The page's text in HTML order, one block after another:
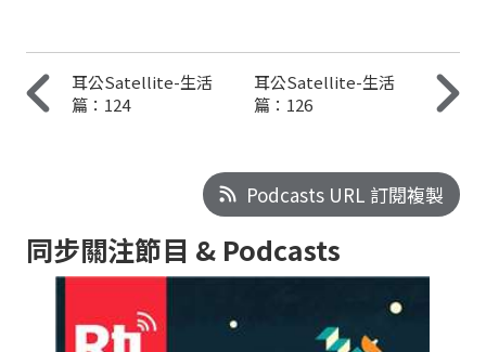
耳公Satellite-生活
篇：124
耳公Satellite-生活
篇：126
Podcasts URL 訂閱複製
同步關注節目 & Podcasts